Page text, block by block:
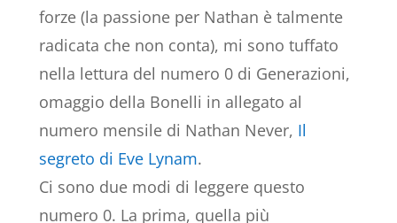
forze (la passione per Nathan è talmente
radicata che non conta), mi sono tuffato
nella lettura del numero 0 di Generazioni,
omaggio della Bonelli in allegato al
numero mensile di Nathan Never, Il
segreto di Eve Lynam.
Ci sono due modi di leggere questo
numero 0. La prima, quella più